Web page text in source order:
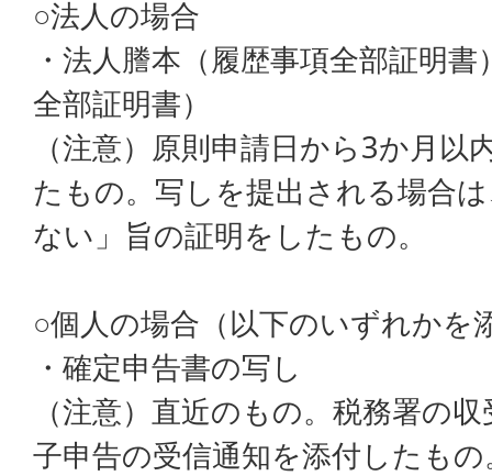
○法人の場合
・法人謄本（履歴事項全部証明
全部証明書）
（注意）原則申請日から3か月以
たもの。写しを提出される場合
ない」旨の証明をしたもの。
○個人の場合（以下のいずれかを
・確定申告書の写し
（注意）直近のもの。税務署の
子申告の受信通知を添付したもの